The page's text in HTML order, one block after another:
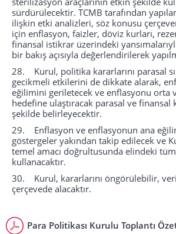
sürdürülecektir. TCMB tarafından
ilişkin etki analizleri, söz konusu
için enflasyon, faizler, döviz kurları,
finansal istikrar üzerindeki
bir bakış açısıyla değerlendirilerek
28. Kurul, politika kararlarını parasal
gecikmeli etkilerini de dikkate alarak,
eğilimini geriletecek ve enflasyonu orta
hedefine ulaştıracak parasal ve finansal
şekilde belirleyecektir.
29. Enflasyon ve enflasyonun ana
göstergeler yakından takip edilecek ve
temel amacı doğrultusunda elindeki tüm
kullanacaktır.
30. Kurul, kararlarını öngörülebilir,
çerçevede alacaktır.
Para Politikası Kurulu Toplantı